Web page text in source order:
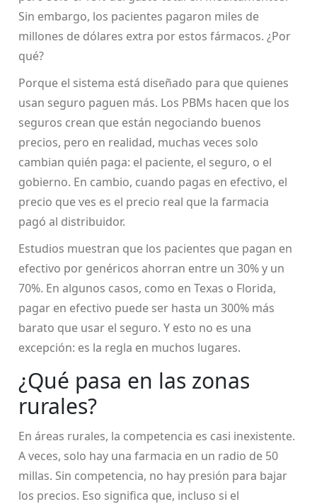
Sin embargo, los pacientes pagaron miles de
millones de dólares extra por estos fármacos. ¿Por
qué?
Porque el sistema está diseñado para que quienes
usan seguro paguen más. Los PBMs hacen que los
seguros crean que están negociando buenos
precios, pero en realidad, muchas veces solo
cambian quién paga: el paciente, el seguro, o el
gobierno. En cambio, cuando pagas en efectivo, el
precio que ves es el precio real que la farmacia
pagó al distribuidor.
Estudios muestran que los pacientes que pagan en
efectivo por genéricos ahorran entre un 30% y un
70%. En algunos casos, como en Texas o Florida,
pagar en efectivo puede ser hasta un 300% más
barato que usar el seguro. Y esto no es una
excepción: es la regla en muchos lugares.
¿Qué pasa en las zonas
rurales?
En áreas rurales, la competencia es casi inexistente.
A veces, solo hay una farmacia en un radio de 50
millas. Sin competencia, no hay presión para bajar
los precios. Eso significa que, incluso si el